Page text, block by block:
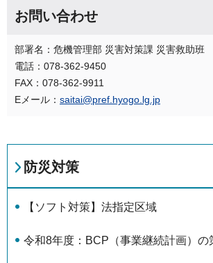
お問い合わせ
部署名：危機管理部 災害対策課 災害救助班
電話：078-362-9450
FAX：078-362-9911
Eメール： saitai@pref.hyogo.lg.jp
防災対策
【ソフト対策】法指定区域
令和8年度：BCP（事業継続計画）の